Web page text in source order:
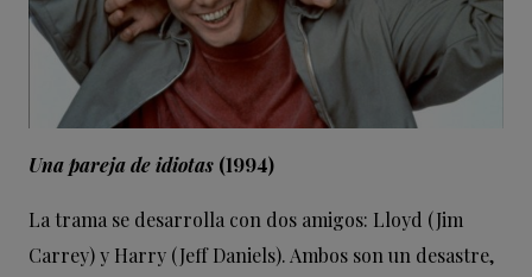
Una pareja de idiotas (1994)
La trama se desarrolla con dos amigos: Lloyd (Jim
Carrey) y Harry (Jeff Daniels). Ambos son un desastre,